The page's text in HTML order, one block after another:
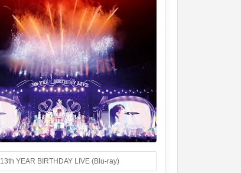
13th YEAR BIRTHDAY LIVE (Blu-ray)